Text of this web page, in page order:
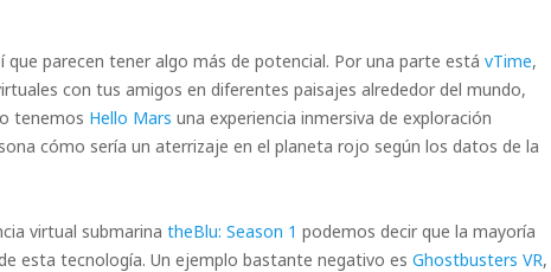
parecen tener algo más de potencial. Por una parte está vTime,
con tus amigos en diferentes paisajes alrededor del mundo,
tenemos Hello Mars una experiencia inmersiva de exploración
cómo sería un aterrizaje en el planeta rojo según los datos de la
virtual submarina theBlu: Season 1 podemos decir que la mayoría
esta tecnología. Un ejemplo bastante negativo es Ghostbusters VR,